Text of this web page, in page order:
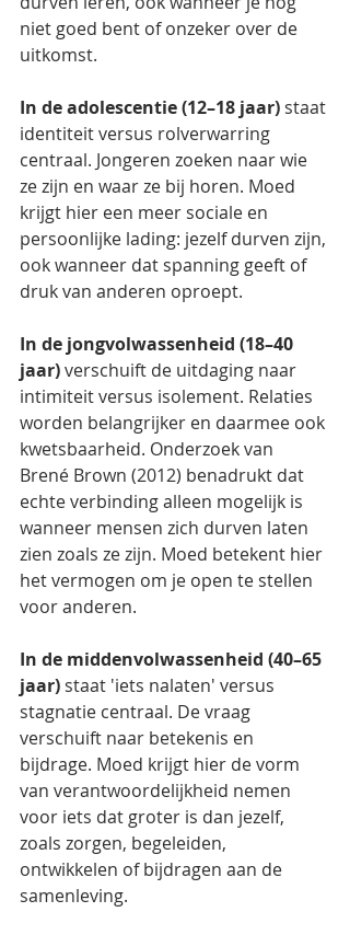
niet goed bent of onzeker over de
uitkomst.
In de adolescentie (12–18 jaar) staat
identiteit versus rolverwarring
centraal. Jongeren zoeken naar wie
ze zijn en waar ze bij horen. Moed
krijgt hier een meer sociale en
persoonlijke lading: jezelf durven zijn,
ook wanneer dat spanning geeft of
druk van anderen oproept.
In de jongvolwassenheid (18–40
jaar) verschuift de uitdaging naar
intimiteit versus isolement. Relaties
worden belangrijker en daarmee ook
kwetsbaarheid. Onderzoek van
Brené Brown (2012) benadrukt dat
echte verbinding alleen mogelijk is
wanneer mensen zich durven laten
zien zoals ze zijn. Moed betekent hier
het vermogen om je open te stellen
voor anderen.
In de middenvolwassenheid (40–65
jaar) staat 'iets nalaten' versus
stagnatie centraal. De vraag
verschuift naar betekenis en
bijdrage. Moed krijgt hier de vorm
van verantwoordelijkheid nemen
voor iets dat groter is dan jezelf,
zoals zorgen, begeleiden,
ontwikkelen of bijdragen aan de
samenleving.